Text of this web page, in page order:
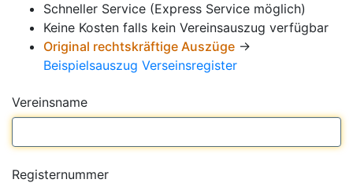
Schneller Service (Express Service möglich)
Keine Kosten falls kein Vereinsauszug verfügbar
Original rechtskräftige Auszüge →
Beispielsauszug Verseinsregister
Vereinsname
Registernummer